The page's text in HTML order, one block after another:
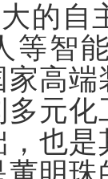
的自
等智
高
元
也